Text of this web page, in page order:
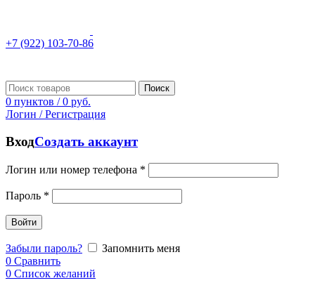
+7 (922) 103-70-86
Поиск
0 пунктов / 0 руб.
Логин / Регистрация
ВходСоздать аккаунт
Логин или номер телефона *
Пароль *
Войти
Забыли пароль?
Запомнить меня
0 Сравнить
0 Список желаний